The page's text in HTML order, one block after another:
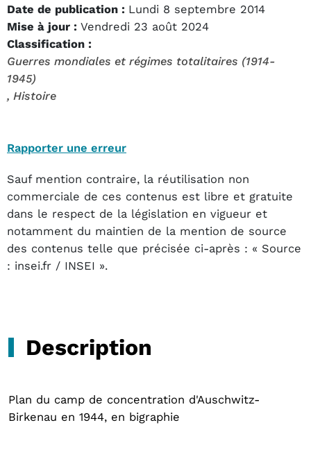
Date de publication : Lundi 8 septembre 2014
Mise à jour : Vendredi 23 août 2024
Classification :
Guerres mondiales et régimes totalitaires (1914-
1945)
, Histoire
Rapporter une erreur
Sauf mention contraire, la réutilisation non
commerciale de ces contenus est libre et gratuite
dans le respect de la législation en vigueur et
notamment du maintien de la mention de source
des contenus telle que précisée ci-après : « Source
: insei.fr / INSEI ».
Description
Plan du camp de concentration d'Auschwitz-
Birkenau en 1944, en bigraphie